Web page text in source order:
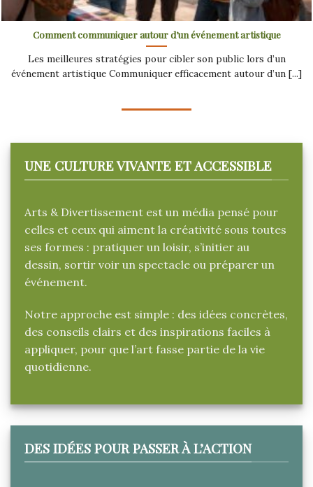
Comment communiquer autour d’un événement artistique
Les meilleures stratégies pour cibler son public lors d’un
événement artistique Communiquer efficacement autour d’un [...]
UNE CULTURE VIVANTE ET ACCESSIBLE
Arts & Divertissement est un média pensé pour
celles et ceux qui aiment la créativité sous toutes
ses formes : pratiquer un loisir, s’initier au
dessin, sortir voir un spectacle ou préparer un
événement.
Notre approche est simple : des idées concrètes,
des conseils clairs et des inspirations faciles à
appliquer, pour que l’art fasse partie de la vie
quotidienne.
DES IDÉES POUR PASSER À L’ACTION